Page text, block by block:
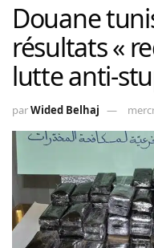
Douane
résultats «
lutte anti-
parWided Belhaj